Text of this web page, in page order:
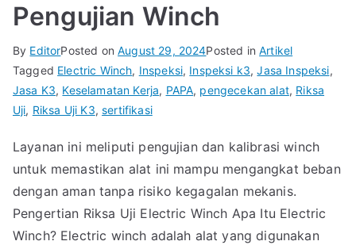
Pengujian Winch
By EditorPosted onAugust 29, 2024Posted inArtikel
Tagged Electric Winch, Inspeksi, Inspeksi k3,Jasa Inspeksi,
Jasa K3, Keselamatan Kerja, PAPA, pengecekan alat, Riksa
Uji, Riksa Uji K3,sertifikasi
Layanan ini meliputi pengujian dan kalibrasi winch
untuk memastikan alat ini mampu mengangkat beban
dengan aman tanpa risiko kegagalan mekanis.
Pengertian Riksa Uji Electric Winch Apa Itu Electric
Winch? Electric winch adalah alat yang digunakan